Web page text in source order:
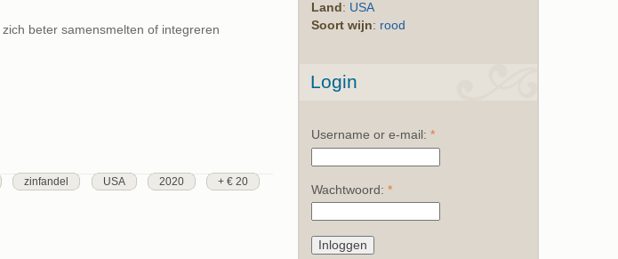
beter samensmelten of integreren
zinfandel USA 2020 + € 20
Land : USA
Soort wijn: rood
Login
Username or e-mail:*
Wachtwoord:*